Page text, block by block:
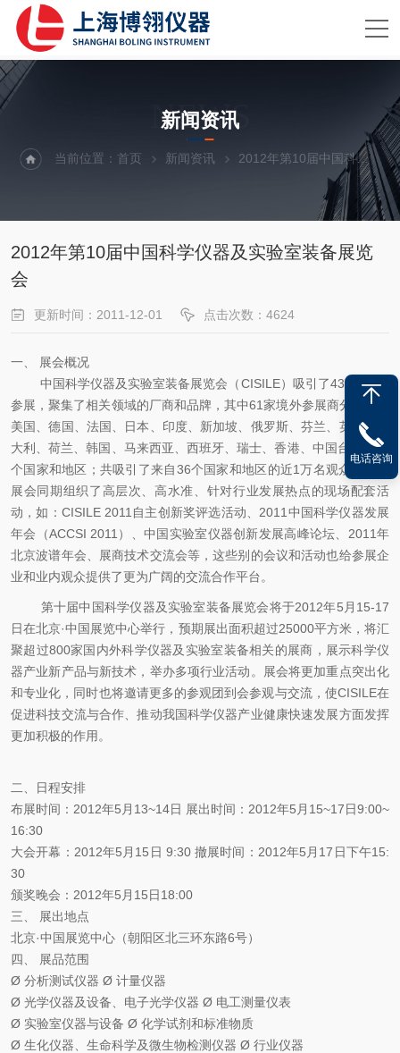
NEWS
新闻资讯
当前位置：首页 新闻资讯 2012年第10届中国科学仪器及实验室装备展览会
2012年第10届中国科学仪器及实验室装备展览
会
更新时间：2011-12-01 点击次数：4624
一、 展会概况
中国科学仪器及实验室装备展览会（CISILE）吸引了439家企业
参展，聚集了相关领域的厂商和品牌，其中61家境外参展商分别来自
美国、德国、法国、日本、印度、新加坡、俄罗斯、芬兰、英国、意
大利、荷兰、韩国、马来西亚、西班牙、瑞士、香港、中国台湾等23
个国家和地区；共吸引了来自36个国家和地区的近1万名观众到场。
展会同期组织了高层次、高水准、针对行业发展热点的现场配套活
动，如：CISILE 2011自主创新奖评选活动、2011中国科学仪器发展
年会（ACCSI 2011）、中国实验室仪器创新发展高峰论坛、2011年
北京波谱年会、展商技术交流会等，这些别的会议和活动也给参展企
业和业内观众提供了更为广阔的交流合作平台。
第十届中国科学仪器及实验室装备展览会将于2012年5月15-17
日在北京·中国展览中心举行，预期展出面积超过25000平方米，将汇
聚超过800家国内外科学仪器及实验室装备相关的展商，展示科学仪
器产业新产品与新技术，举办多项行业活动。展会将更加重点突出化
和专业化，同时也将邀请更多的参观团到会参观与交流，使CISILE在
促进科技交流与合作、推动我国科学仪器产业健康快速发展方面发挥
更加积极的作用。
二、日程安排
布展时间：2012年5月13~14日 展出时间：2012年5月15~17日9:00~
16:30
大会开幕：2012年5月15日 9:30 撤展时间：2012年5月17日下午15:
30
颁奖晚会：2012年5月15日18:00
三、 展出地点
北京·中国展览中心（朝阳区北三环东路6号）
四、 展品范围
Ø 分析测试仪器 Ø 计量仪器
Ø 光学仪器及设备、电子光学仪器 Ø 电工测量仪表
Ø 实验室仪器与设备 Ø 化学试剂和标准物质
Ø 生化仪器、生命科学及微生物检测仪器 Ø 行业仪器
电话咨询